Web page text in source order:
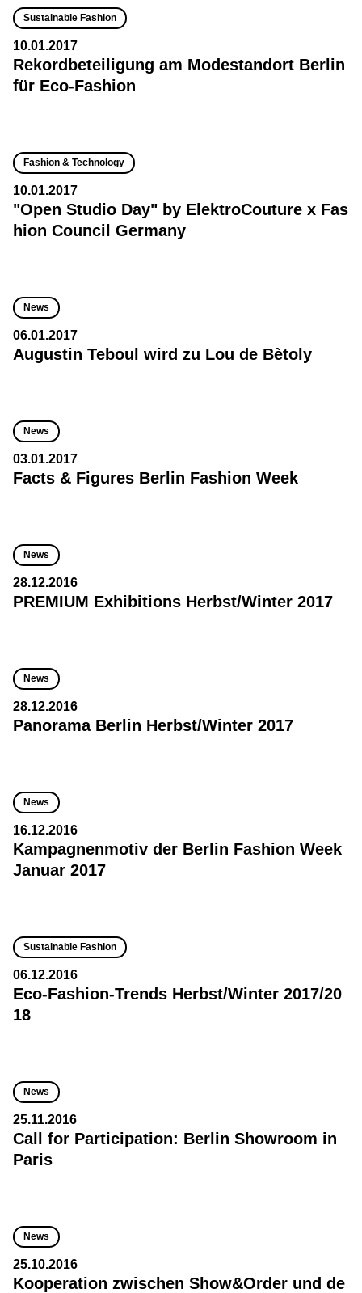
Sustainable Fashion
10.01.2017
Rekordbeteiligung am Modestandort Berlin
für Eco-Fashion
Fashion & Technology
10.01.2017
"Open Studio Day" by ElektroCouture x Fas
hion Council Germany
News
06.01.2017
Augustin Teboul wird zu Lou de Bètoly
News
03.01.2017
Facts & Figures Berlin Fashion Week
News
28.12.2016
PREMIUM Exhibitions Herbst/Winter 2017
News
28.12.2016
Panorama Berlin Herbst/Winter 2017
News
16.12.2016
Kampagnenmotiv der Berlin Fashion Week
Januar 2017
Sustainable Fashion
06.12.2016
Eco-Fashion-Trends Herbst/Winter 2017/20
18
News
25.11.2016
Call for Participation: Berlin Showroom in
Paris
News
25.10.2016
Kooperation zwischen Show&Order und de